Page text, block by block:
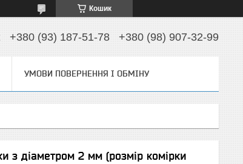
Кошик
+380 (93) 187-51-78 +380 (98) 907-32-99
УМОВИ ПОВЕРНЕННЯ І ОБМІНУ
з діаметром 2 мм (розмір комірки